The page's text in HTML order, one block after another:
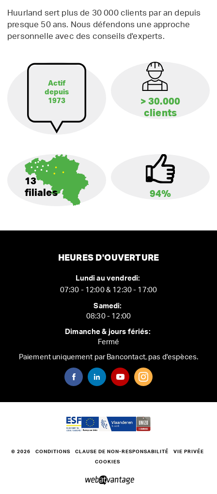
Huurland sert plus de 30 000 clients par an depuis
presque 50 ans. Nous défendons une approche
personnelle avec des conseils d'experts.
Actif
depuis
1973
> 30.000
clients
13
filiales
94%
HEURES D'OUVERTURE
Lundi au vendredi:
07:30 - 12:00 & 12:30 - 17:00
Samedi:
08:30 - 12:00
Dimanche & jours fériés:
Fermé
Paiement uniquement par Bancontact, pas d'espèces.
© 2026 CONDITIONS CLAUSE DE NON-RESPONSABILITÉ VIE PRIVÉE
COOKIES